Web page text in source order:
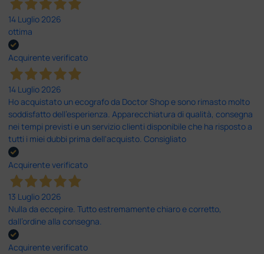
14 Luglio 2026
ottima
Acquirente verificato
14 Luglio 2026
Ho acquistato un ecografo da Doctor Shop e sono rimasto molto
soddisfatto dell'esperienza. Apparecchiatura di qualità, consegna
nei tempi previsti e un servizio clienti disponibile che ha risposto a
tutti i miei dubbi prima dell'acquisto. Consigliato
Acquirente verificato
13 Luglio 2026
Nulla da eccepire. Tutto estremamente chiaro e corretto,
dall’ordine alla consegna.
Acquirente verificato